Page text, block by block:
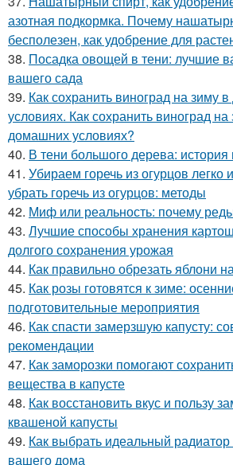
азотная подкормка. Почему
бесполезен, как удобрение для
38. Посадка овощей в тени: лучшие
вашего сада
39. Как сохранить виноград на зиму
условиях. Как сохранить виноград
домашних условиях?
40. В тени большого дерева: история
41. Убираем горечь из огурцов легко
убрать горечь из огурцов: методы
42. Миф или реальность: почему
43. Лучшие способы хранения
долгого сохранения урожая
44. Как правильно обрезать яблони
45. Как розы готовятся к зиме:
подготовительные мероприятия
46. Как спасти замерзшую капусту:
рекомендации
47. Как заморозки помогают
вещества в капусте
48. Как восстановить вкус и пользу
квашеной капусты
49. Как выбрать идеальный
вашего дома